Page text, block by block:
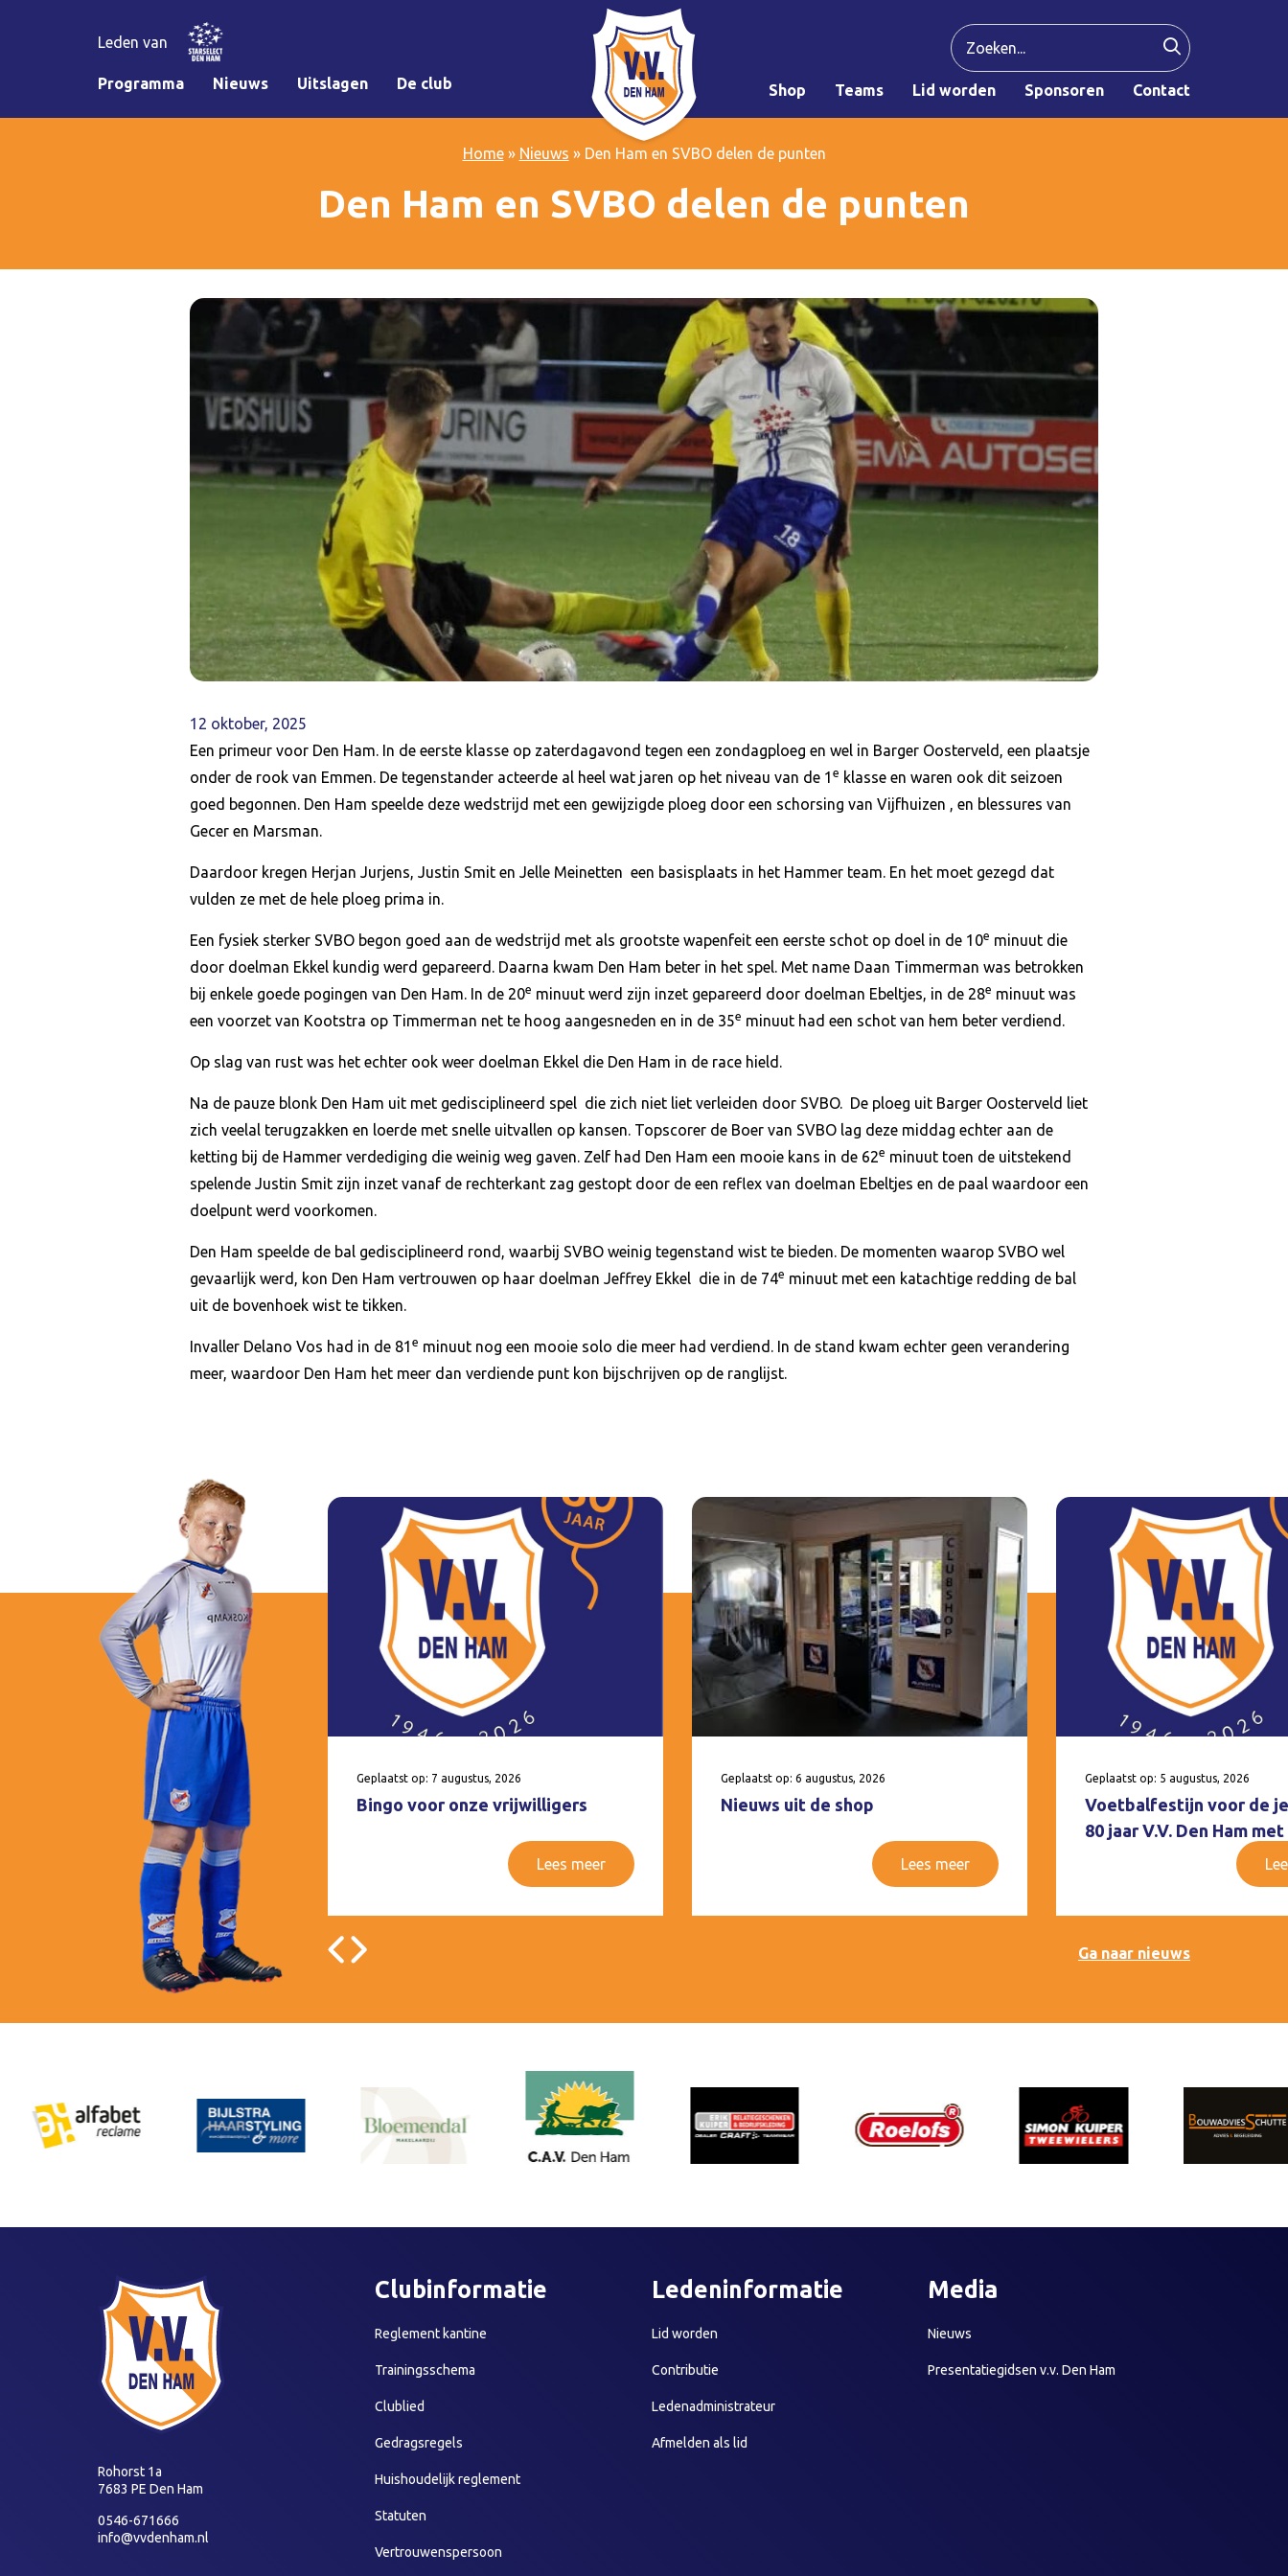
Leden van
Programma Nieuws Uitslagen De club Shop Teams Lid worden Sponsoren Contact
Home» Nieuws » Den Ham en SVBO delen de punten
Den Ham en SVBO delen de punten
12 oktober, 2025
Een primeur voor Den Ham. In de eerste klasse op zaterdagavond tegen een zondagploeg en wel in Barger Oosterveld, een plaatsje
onder de rook van Emmen. De tegenstander acteerde al heel wat jaren op het niveau van de 1e klasse en waren ook dit seizoen
goed begonnen. Den Ham speelde deze wedstrijd met een gewijzigde ploeg door een schorsing van Vijfhuizen , en blessures van
Gecer en Marsman.
Daardoor kregen Herjan Jurjens, Justin Smit en Jelle Meinetten een basisplaats in het Hammer team. En het moet gezegd dat
vulden ze met de hele ploeg prima in.
Een fysiek sterker SVBO begon goed aan de wedstrijd met als grootste wapenfeit een eerste schot op doel in de 10e minuut die
door doelman Ekkel kundig werd gepareerd. Daarna kwam Den Ham beter in het spel. Met name Daan Timmerman was betrokken
bij enkele goede pogingen van Den Ham. In de 20e minuut werd zijn inzet gepareerd door doelman Ebeltjes, in de 28e minuut was
een voorzet van Kootstra op Timmerman net te hoog aangesneden en in de 35e minuut had een schot van hem beter verdiend.
Op slag van rust was het echter ook weer doelman Ekkel die Den Ham in de race hield.
Na de pauze blonk Den Ham uit met gedisciplineerd spel die zich niet liet verleiden door SVBO. De ploeg uit Barger Oosterveld liet
zich veelal terugzakken en loerde met snelle uitvallen op kansen. Topscorer de Boer van SVBO lag deze middag echter aan de
ketting bij de Hammer verdediging die weinig weg gaven. Zelf had Den Ham een mooie kans in de 62e minuut toen de uitstekend
spelende Justin Smit zijn inzet vanaf de rechterkant zag gestopt door de een reflex van doelman Ebeltjes en de paal waardoor een
doelpunt werd voorkomen.
Den Ham speelde de bal gedisciplineerd rond, waarbij SVBO weinig tegenstand wist te bieden. De momenten waarop SVBO wel
gevaarlijk werd, kon Den Ham vertrouwen op haar doelman Jeffrey Ekkel die in de 74e minuut met een katachtige redding de bal
uit de bovenhoek wist te tikken.
Invaller Delano Vos had in de 81e minuut nog een mooie solo die meer had verdiend. In de stand kwam echter geen verandering
meer, waardoor Den Ham het meer dan verdiende punt kon bijschrijven op de ranglijst.
Geplaatst op: 7 augustus, 2026
Bingo voor onze vrijwilligers
Lees meer
Geplaatst op: 6 augustus, 2026
Nieuws uit de shop
Lees meer
Geplaatst op: 5 augustus, 2026
Voetbalfestijn voor de
80 jaar V.V. Den Ham
Ga naar nieuws
Rohorst 1a
7683 PE Den Ham
0546-671666
info@vvdenham.nl
Clubinformatie
Reglement kantine
Trainingsschema
Clublied
Gedragsregels
Huishoudelijk reglement
Statuten
Vertrouwenspersoon
Ledeninformatie
Lid worden
Contributie
Ledenadministrateur
Afmelden als lid
Media
Nieuws
Presentatiegidsen v.v. Den Ham